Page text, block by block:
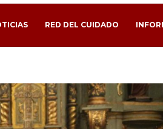
RED DEL CUIDADO